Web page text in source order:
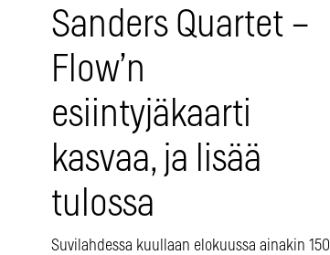
Sanders Quartet –
Flow’n
esiintyjäkaarti
kasvaa, ja lisää
tulossa
Suvilahdessa kuullaan elokuussa ainakin 150